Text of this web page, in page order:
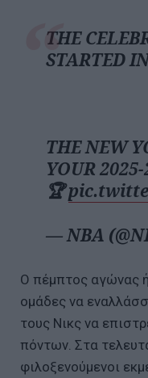
THE
STARTED
THE NEW
YOUR
🏆
— NBA
Ο πέμπτος αγώνας
ομάδες να
τους Νικς να
πόντων. Στα
φιλοξενούμενοι